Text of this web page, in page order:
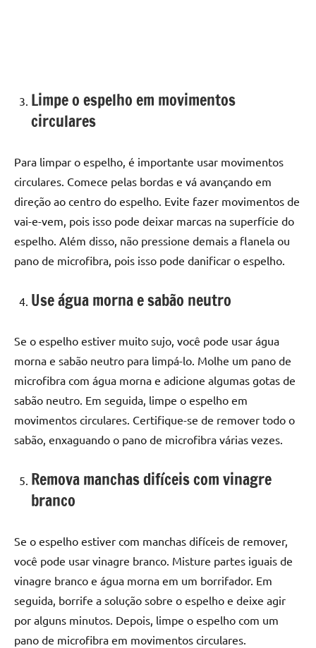
Limpe o espelho em movimentos
circulares
Para limpar o espelho, é importante usar movimentos
circulares. Comece pelas bordas e vá avançando em
direção ao centro do espelho. Evite fazer movimentos de
vai-e-vem, pois isso pode deixar marcas na superfície do
espelho. Além disso, não pressione demais a flanela ou
pano de microfibra, pois isso pode danificar o espelho.
Use água morna e sabão neutro
Se o espelho estiver muito sujo, você pode usar água
morna e sabão neutro para limpá-lo. Molhe um pano de
microfibra com água morna e adicione algumas gotas de
sabão neutro. Em seguida, limpe o espelho em
movimentos circulares. Certifique-se de remover todo o
sabão, enxaguando o pano de microfibra várias vezes.
Remova manchas difíceis com vinagre
branco
Se o espelho estiver com manchas difíceis de remover,
você pode usar vinagre branco. Misture partes iguais de
vinagre branco e água morna em um borrifador. Em
seguida, borrife a solução sobre o espelho e deixe agir
por alguns minutos. Depois, limpe o espelho com um
pano de microfibra em movimentos circulares.